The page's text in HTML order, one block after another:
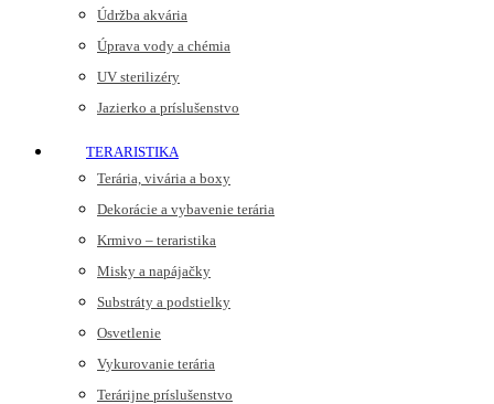
Údržba akvária
Úprava vody a chémia
UV sterilizéry
Jazierko a príslušenstvo
TERARISTIKA
Terária, vivária a boxy
Dekorácie a vybavenie terária
Krmivo – teraristika
Misky a napájačky
Substráty a podstielky
Osvetlenie
Vykurovanie terária
Terárijne príslušenstvo